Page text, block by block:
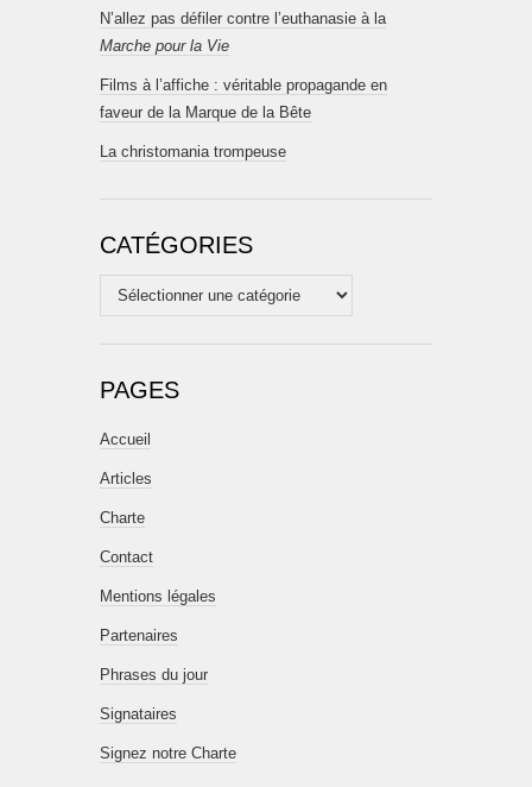
N’allez pas défiler contre l’euthanasie à la
Marche pour la Vie
Films à l’affiche : véritable propagande en
faveur de la Marque de la Bête
La christomania trompeuse
CATÉGORIES
Catégories
PAGES
Accueil
Articles
Charte
Contact
Mentions légales
Partenaires
Phrases du jour
Signataires
Signez notre Charte